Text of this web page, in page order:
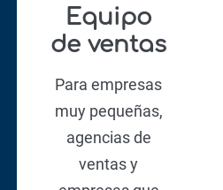
Equipo
de ventas
Para empresas
muy pequeñas,
agencias de
ventas y